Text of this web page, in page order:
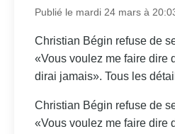
Publié le mardi 24 mars à
Christian Bégin refuse de
«Vous voulez me faire dire
dirai jamais». Tous les
Christian Bégin refuse de
«Vous voulez me faire dire